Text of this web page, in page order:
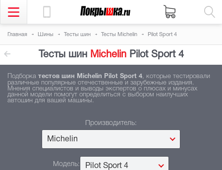
Главная Шины Тесты шин Тесты Michelin Pilot Sport 4
Тесты шин MichelinPilot Sport 4
Подборка тестов шин Michelin Pilot Sport 4, которые тестировали
различные популярные отечественные и зарубежные издания.
Мнения специалистов и выводы экспертов о плюсах и минусах
данной модели помогут определиться с выбором наилучших
автошин для вашей машины.
Производитель:
Michelin
Модель: Pilot Sport 4